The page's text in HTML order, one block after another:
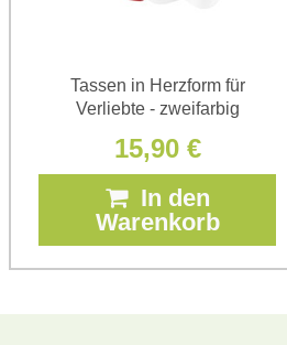
Tassen in Herzform für
Verliebte - zweifarbig
15,90 €
In den
Warenkorb